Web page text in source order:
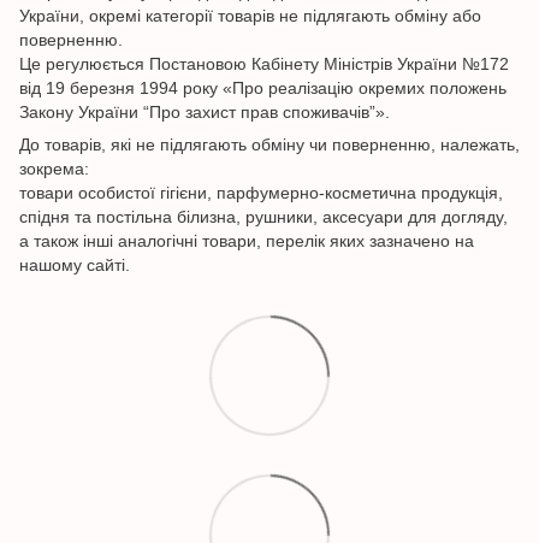
України, окремі категорії товарів не підлягають обміну або
поверненню.
Це регулюється Постановою Кабінету Міністрів України №172
від 19 березня 1994 року «Про реалізацію окремих положень
Закону України “Про захист прав споживачів”».
До товарів, які не підлягають обміну чи поверненню, належать,
зокрема:
товари особистої гігієни, парфумерно-косметична продукція,
спідня та постільна білизна, рушники, аксесуари для догляду,
а також інші аналогічні товари, перелік яких зазначено на
нашому сайті.